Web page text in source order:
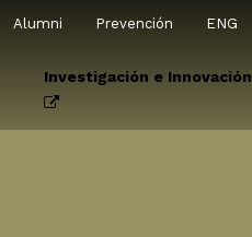
Alumni Prevención ENG
Investigación e Innovación